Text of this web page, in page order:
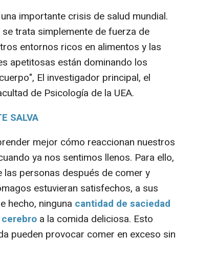
importante crisis de salud mundial.
trata simplemente de fuerza de
entornos ricos en alimentos y las
apetitosas están dominando los
El investigador principal, el
de Psicología de la UEA.
SALVA
mejor cómo reaccionan nuestros
ya nos sentimos llenos. Para ello,
personas después de comer y
estuvieran satisfechos, a sus
hecho, ninguna cantidad de saciedad
a la comida deliciosa. Esto
pueden provocar comer en exceso sin